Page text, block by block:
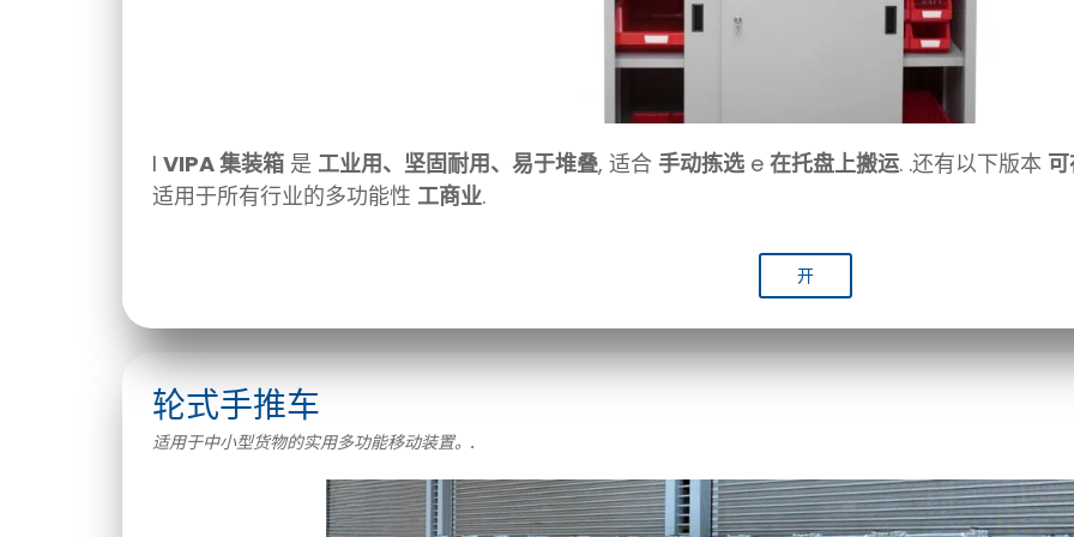
I VIPA 集装箱 是 工业用、坚固耐用、易于堆叠, 适合 手动拣选 e 在托盘上搬运. .还有以下版本
适用于所有行业的多功能性 工商业.
开
轮式手推车
适用于中小型货物的实用多功能移动装置。.